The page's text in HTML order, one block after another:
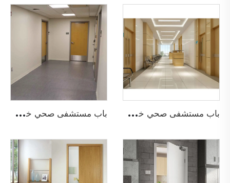
ب
اب مستشفى صحي خشبي ب
اب مستشفى صحي خشبي مضاد للحريق